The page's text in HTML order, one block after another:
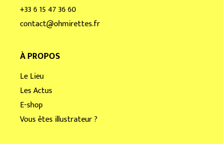
+33 6 15 47 36 60
contact@ohmirettes.fr
À PROPOS
Le Lieu
Les Actus
E-shop
Vous êtes illustrateur ?